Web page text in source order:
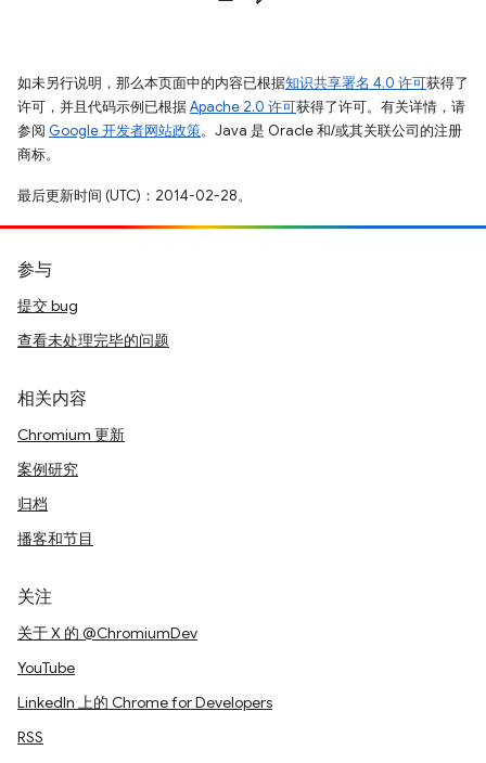
如未另行说明，那么本页面中的内容已根据知识共享署名 4.0 许可获得了
许可，并且代码示例已根据Apache 2.0 许可获得了许可。有关详情，请
参阅 Google 开发者网站政策。Java 是 Oracle 和/或其关联公司的注册
商标。
最后更新时间 (UTC)：2014-02-28。
参与
提交 bug
查看未处理完毕的问题
相关内容
Chromium 更新
案例研究
归档
播客和节目
关注
关于 X 的 @ChromiumDev
YouTube
LinkedIn 上的 Chrome for Developers
RSS